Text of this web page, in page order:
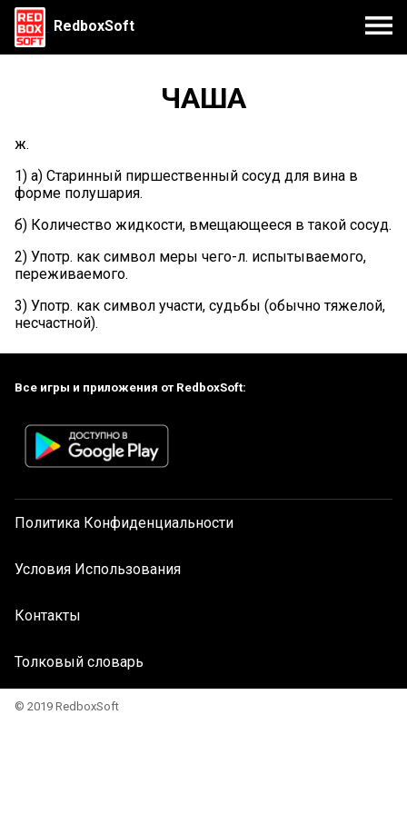
RedboxSoft
ЧАША
ж.
1) а) Старинный пиршественный сосуд для вина в
форме полушария.
б) Количество жидкости, вмещающееся в такой сосуд.
2) Употр. как символ меры чего-л. испытываемого,
переживаемого.
3) Употр. как символ участи, судьбы (обычно тяжелой,
несчастной).
Все игры и приложения от RedboxSoft:
Политика Конфиденциальности
Условия Использования
Контакты
Толковый словарь
© 2019 RedboxSoft